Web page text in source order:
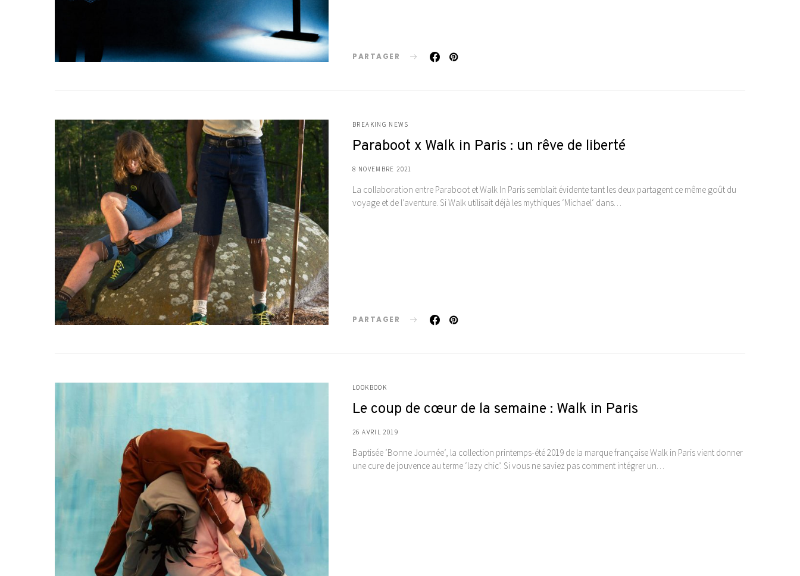
PARTAGER
BREAKING NEWS
Paraboot x Walk in Paris : un rêve de liberté
8 NOVEMBRE 2021
La collaboration entre Paraboot et Walk In Paris semblait évidente tant les deux partagent ce même goût du
voyage et de l’aventure. Si Walk utilisait déjà les mythiques ‘Michael‘ dans…
PARTAGER
LOOKBOOK
Le coup de cœur de la semaine : Walk in Paris
26 AVRIL 2019
Baptisée ‘Bonne Journée‘, la collection printemps-été 2019 de la marque française Walk in Paris vient donner
une cure de jouvence au terme ‘lazy chic’. Si vous ne saviez pas comment intégrer un…